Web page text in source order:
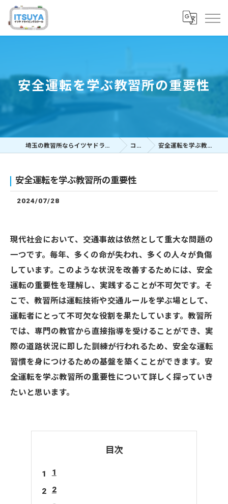
安全運転を学ぶ教習所の重要性
埼玉の教習所ならイツヤドライビングスクール コラム 安全運転を学ぶ教習所の重要性
安全運転を学ぶ教習所の重要性
2024/07/28
現代社会において、交通事故は依然として重大な問題の
一つです。毎年、多くの命が失われ、多くの人々が負傷
しています。このような状況を改善するためには、安全
運転の重要性を理解し、実践することが不可欠です。そ
こで、教習所は運転技術や交通ルールを学ぶ場として、
運転者にとって不可欠な役割を果たしています。教習所
では、専門の教官から直接指導を受けることができ、実
際の道路状況に即した訓練が行われるため、安全な運転
習慣を身につけるための基盤を築くことができます。安
全運転を学ぶ教習所の重要性について詳しく探っていき
たいと思います。
目次
1
2